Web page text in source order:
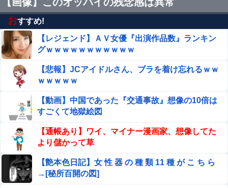
杯生きようと誓った。だが実は生きていた！突撃するとふ
っくらした顔で大きなお腹を抱えて...
【画像】 露出狂の高校女教師、見つかるｗｗｗ
【画像】 ワイの会社の女さん、『コレ』を強調し過ぎて完
全にあたしこ枠を狙ってるんだがw w w w w w w w w w w
従姉妹の娘が「ワイニートのジッジ（金持ち）」にやたら
【画像あり】 人妻「この順番通りにク○ニすれば女は
爆発します」
【日向坂46】今回はお手頃価格？日向坂46とBEAMSのコ
ラボが決定！！
【動画】熊本地震発生時の手術室の様子が公開される
おすすめ!
【レジェンド】ＡＶ女優『出演作品数』ランキン
グｗｗｗｗｗｗｗｗｗｗｗ
【悲報】JCアイドルさん、ブラを着け忘れるｗｗ
ｗｗｗｗｗ
【動画】中国であった『交通事故』想像の10倍は
すごくて地獄絵図
【通帳あり】ワイ、マイナー漫画家、想像してた
より儲かって草
【艶本色日記】女 性 器 の 種 類 11 種 が こ ち ら
→[秘所百開の図]